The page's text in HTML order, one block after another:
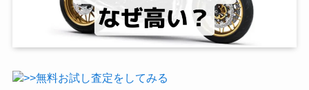
>>無料お試し査定をしてみる